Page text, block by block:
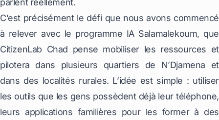
parlent réellement.
C’est précisément le défi que nous avons commencé
à relever avec le programme IA Salamalekoum, que
CitizenLab Chad pense mobiliser les ressources et
pilotera dans plusieurs quartiers de N’Djamena et
dans des localités rurales. L’idée est simple : utiliser
les outils que les gens possèdent déjà leur téléphone,
leurs applications familières pour les former à des